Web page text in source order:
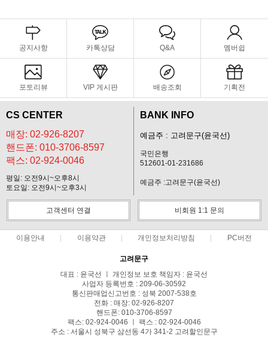
공지사항 카톡상담 Q&A 멤버쉽
포토리뷰 VIP 게시판 배송조회 기획전
CS CENTER
매장: 02-926-8207
핸드폰: 010-3706-8597
팩스: 02-924-0046
평일: 오전9시~오후8시
토요일: 오전9시~오후3시
BANK INFO
예금주 : 고려문구(윤국선)
국민은행
512601-01-231686
예금주 :고려문구(윤국선)
고객센터 연결 비회원 1:1 문의
이용안내 이용약관 개인정보처리방침 PC버전
고려문구
대표 : 윤국선 ㅣ 개인정보 보호 책임자 : 윤국선
사업자 등록번호 : 209-06-30592
통신판매업신고번호 : 성북 2007-538호
전화 : 매장: 02-926-8207
핸드폰: 010-3706-8597
팩스: 02-924-0046 ㅣ 팩스 : 02-924-0046
주소 : 서울시 성북구 삼선동 4가 341-2 고려할인문구